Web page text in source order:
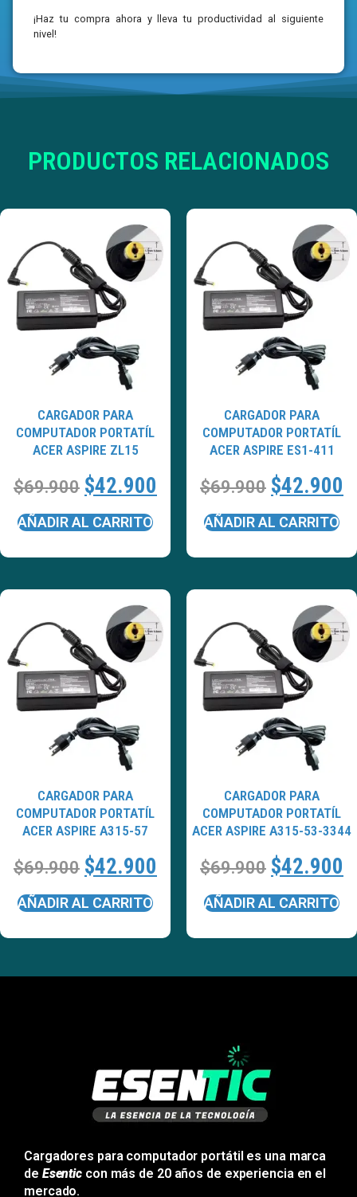
¡Haz tu compra ahora y lleva tu productividad al siguiente
nivel!
PRODUCTOS RELACIONADOS
CARGADOR PARA
COMPUTADOR PORTATÍL
ACER ASPIRE ZL15
$69.900 $42.900
AÑADIR AL CARRITO
CARGADOR PARA
COMPUTADOR PORTATÍL
ACER ASPIRE ES1-411
$69.900 $42.900
AÑADIR AL CARRITO
CARGADOR PARA
COMPUTADOR PORTATÍL
ACER ASPIRE A315-57
$69.900 $42.900
AÑADIR AL CARRITO
CARGADOR PARA
COMPUTADOR PORTATÍL
ACER ASPIRE A315-53-3344
$69.900 $42.900
AÑADIR AL CARRITO
Cargadores para computador portátil es una marca
de Esentic con más de 20 años de experiencia en el
mercado.